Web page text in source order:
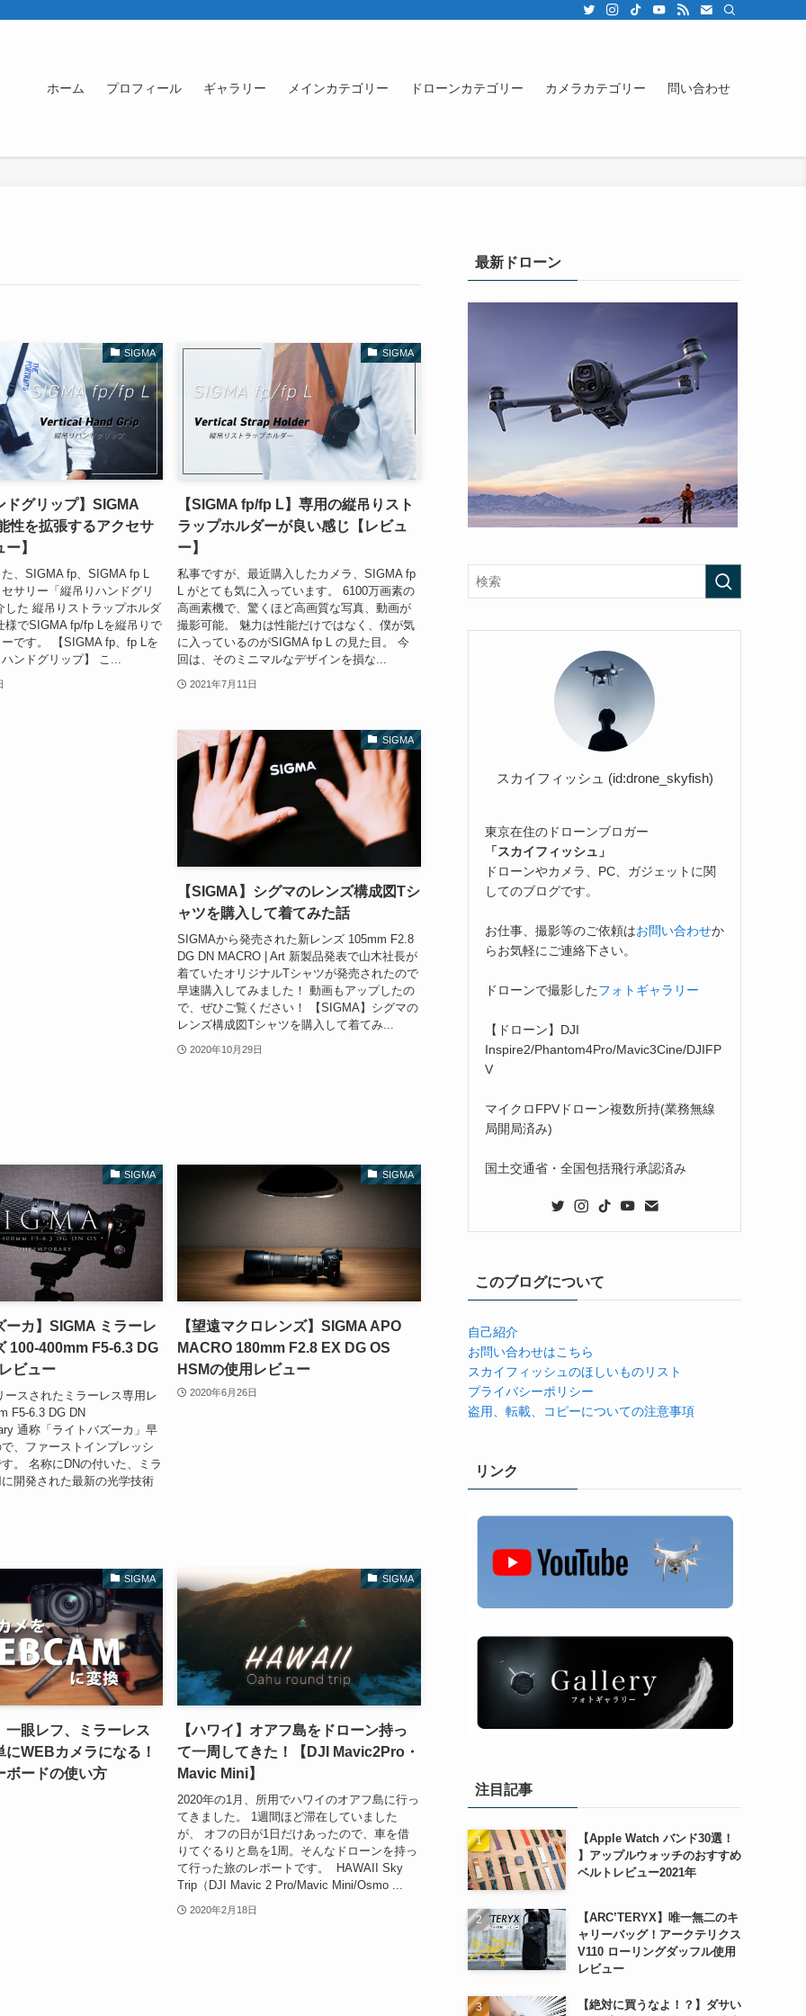
ホーム プロフィール ギャラリー メインカテゴリー ドローンカテゴリー カメラカテゴリー 問い合わせ
SIGMA
ドグリップ】SIGMA
性を拡張するアクセサ
】
、SIGMA fp、SIGMA fp L
サリー「縦吊りハンドグリ
した 縦吊りストラップホルダ
様でSIGMA fp/fp Lを縦吊りで
です。 【SIGMA fp、fp Lを
ンドグリップ】 こ...
SIGMA
【SIGMA fp/fp L】専用の縦吊りスト
ラップホルダーが良い感じ【レビュ
ー】
私事ですが、最近購入したカメラ、SIGMA fp
L がとても気に入っています。 6100万画素の
高画素機で、驚くほど高画質な写真、動画が
撮影可能。 魅力は性能だけではなく、僕が気
に入っているのがSIGMA fp L の見た目。 今
回は、そのミニマルなデザインを損な...
2021年7月11日
SIGMA
【SIGMA】シグマのレンズ構成図Tシ
ャツを購入して着てみた話
SIGMAから発売された新レンズ 105mm F2.8
DG DN MACRO | Art 新製品発表で山木社長が
着ていたオリジナルTシャツが発売されたので
早速購入してみました！ 動画もアップしたの
で、ぜひご覧ください！ 【SIGMA】シグマの
レンズ構成図Tシャツを購入して着てみ...
2020年10月29日
SIGMA
ーカ】SIGMA ミラーレ
100-400mm F5-6.3 DG
ビュー
ースされたミラーレス専用レ
F5-6.3 DG DN
通称「ライトバズーカ」早
、ファーストインプレッシ
。 名称にDNの付いた、ミラ
開発された最新の光学技術
SIGMA
【望遠マクロレンズ】SIGMA APO
MACRO 180mm F2.8 EX DG OS
HSMの使用レビュー
2020年6月26日
SIGMA
一眼レフ、ミラーレス
にWEBカメラになる！
ボードの使い方
SIGMA
【ハワイ】オアフ島をドローン持っ
て一周してきた！【DJI Mavic2Pro・
Mavic Mini】
2020年の1月、所用でハワイのオアフ島に行っ
てきました。 1週間ほど滞在していました
が、 オフの日が1日だけあったので、車を借
りてぐるりと島を1周。そんなドローンを持っ
て行った旅のレポートです。 HAWAII Sky
Trip（DJI Mavic 2 Pro/Mavic Mini/Osmo ...
2020年2月18日
最新ドローン
スカイフィッシュ (id:drone_skyfish)
東京在住のドローンブロガー
「スカイフィッシュ」
ドローンやカメラ、PC、ガジェットに関
してのブログです。
お仕事、撮影等のご依頼はお問い合わせか
らお気軽にご連絡下さい。
ドローンで撮影したフォトギャラリー
【ドローン】DJI
Inspire2/Phantom4Pro/Mavic3Cine/DJIFP
V
マイクロFPVドローン複数所持(業務無線
局開局済み)
国土交通省・全国包括飛行承認済み
このブログについて
自己紹介
お問い合わせはこちら
スカイフィッシュのほしいものリスト
プライバシーポリシー
盗用、転載、コピーについての注意事項
リンク
注目記事
【Apple Watch バンド30選！
】アップルウォッチのおすすめ
ベルトレビュー2021年
【ARC’TERYX】唯一無二のキ
ャリーバッグ！アークテリクス
V110 ローリングダッフル使用
レビュー
【絶対に買うなよ！？】ダサい